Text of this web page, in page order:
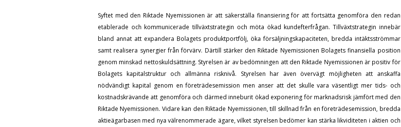
Syftet med den Riktade Nyemissionen är att säkerställa finansiering för att fortsätta genomföra den redan
etablerade och kommunicerade tillväxtstrategin och möta ökad kundefterfrågan. Tillväxtstrategin innebär
bland annat att expandera Bolagets produktportfölj, öka försäljningskapaciteten, bredda intäktsströmmar
samt realisera synergier från förvärv. Därtill stärker den Riktade Nyemissionen Bolagets finansiella position
genom minskad nettoskuldsättning. Styrelsen är av bedömningen att den Riktade Nyemissionen är positiv för
Bolagets kapitalstruktur och allmänna risknivå. Styrelsen har även övervägt möjligheten att anskaffa
nödvändigt kapital genom en företrädesemission men anser att det skulle vara väsentligt mer tids- och
kostnadskrävande att genomföra och därmed inneburit ökad exponering för marknadsrisk jämfört med den
Riktade Nyemissionen. Vidare kan den Riktade Nyemissionen, till skillnad från en företrädesemission, bredda
aktieägarbasen med nya välrenommerade ägare, vilket styrelsen bedömer kan stärka likviditeten i aktien och